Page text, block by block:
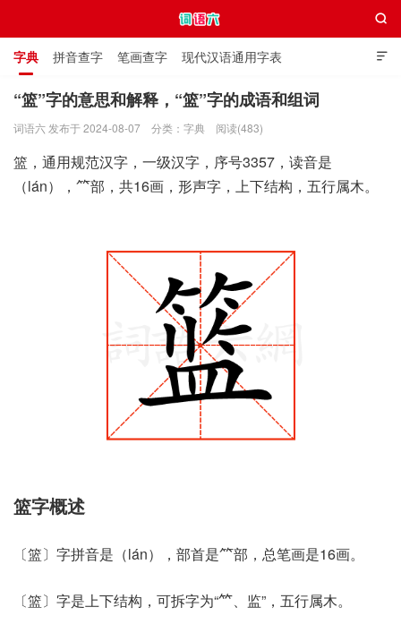

字典 拼音查字 笔画查字 现代汉语通用字表
通用规范汉字表 叠字大全 独体字大全 极简英语词典

“篮”字的意思和解释，“篮”字的成语和组词
词语六 发布于 2024-08-07 分类： 字典 阅读(483)
篮，通用规范汉字，一级汉字，序号3357，读音是
（lán），⺮部，共16画，形声字，上下结构，五行属木。
篮字概述
〔篮〕字拼音是（lán），部首是⺮部，总笔画是16画。
〔篮〕字是上下结构，可拆字为“𥫗、监”，五行属木。